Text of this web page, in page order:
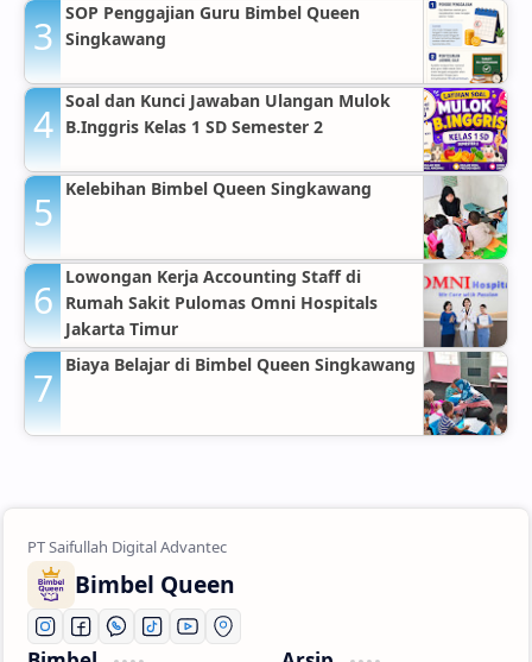
SOP Penggajian Guru Bimbel Queen
Singkawang
Soal dan Kunci Jawaban Ulangan Mulok
B.Inggris Kelas 1 SD Semester 2
Kelebihan Bimbel Queen Singkawang
Lowongan Kerja Accounting Staff di
Rumah Sakit Pulomas Omni Hospitals
Jakarta Timur
Biaya Belajar di Bimbel Queen Singkawang
Bimbel Queen